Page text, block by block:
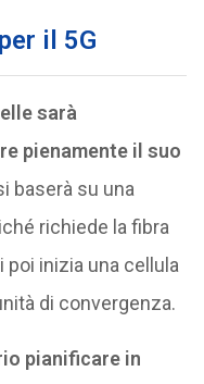
il 5G
sarà
pienamente il suo
baserà su una
richiede la fibra
poi inizia una cellula
di convergenza.
pianificare in